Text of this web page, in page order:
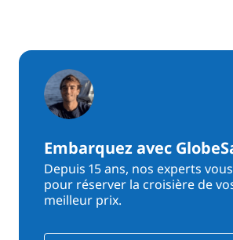
Embarquez avec
Depuis 15 ans, nos experts
pour réserver la croisière de
meilleur prix.